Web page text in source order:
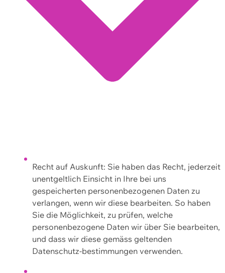
Recht auf Auskunft: Sie haben das Recht, jederzeit
unentgeltlich Einsicht in Ihre bei uns
gespeicherten personenbezogenen Daten zu
verlangen, wenn wir diese bearbeiten. So haben
Sie die Möglichkeit, zu prüfen, welche
personenbezogene Daten wir über Sie bearbeiten,
und dass wir diese gemäss geltenden
Datenschutz-bestimmungen verwenden.